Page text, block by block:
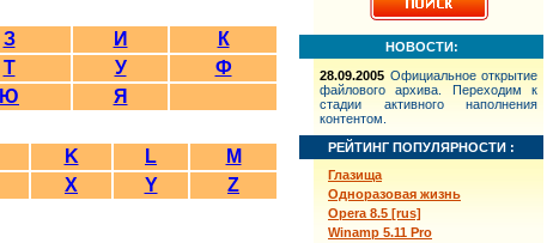
З И
К
Т У
Ф
Ю Я
K L
M
X Y Z
НОВОСТИ:
28.09.2005 Официальное открытие
файлового архива. Переходим к
стадии активного наполнения
контентом.
РЕЙТИНГ ПОПУЛЯРНОСТИ :
Глазища
Одноразовая жизнь
Opera 8.5 [rus]
Winamp 5.11 Pro